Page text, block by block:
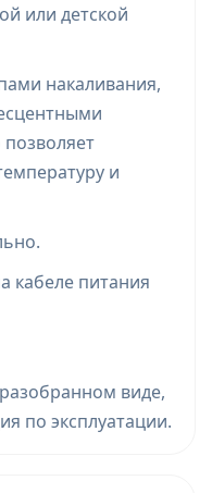
или детской
накаливания,
и
кабеле питания
виде,
по эксплуатации.